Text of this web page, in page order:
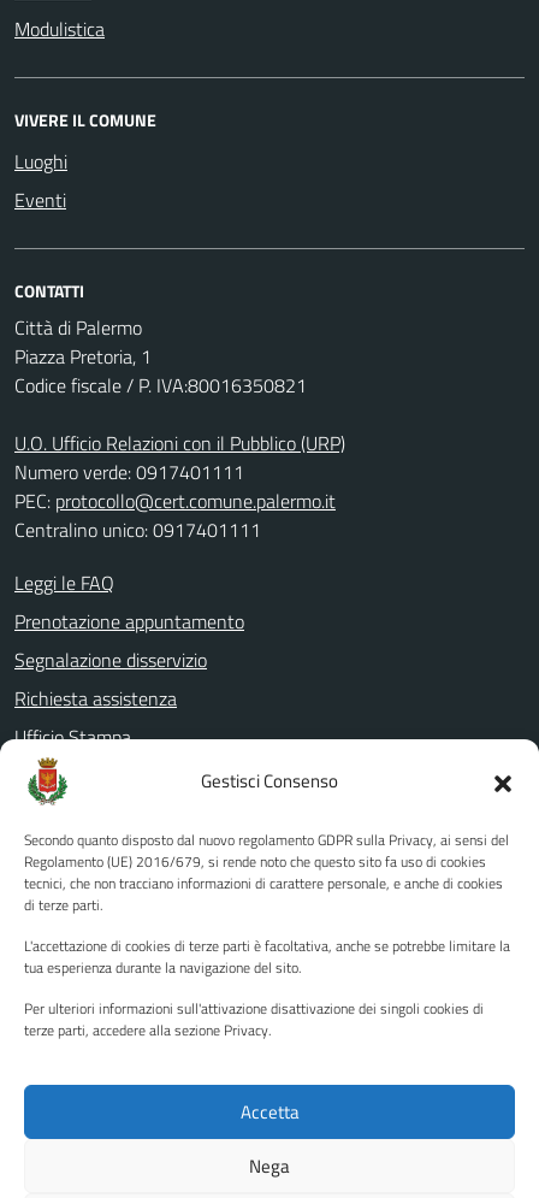
Gestisci Consenso
Secondo quanto disposto dal nuovo regolamento GDPR sulla Privacy, ai sensi del
Regolamento (UE) 2016/679, si rende noto che questo sito fa uso di cookies
tecnici, che non tracciano informazioni di carattere personale, e anche di cookies
di terze parti.
L'accettazione di cookies di terze parti è facoltativa, anche se potrebbe limitare la
tua esperienza durante la navigazione del sito.
Per ulteriori informazioni sull'attivazione disattivazione dei singoli cookies di
terze parti, accedere alla sezione Privacy.
Accetta
Nega
Modulistica
VIVERE IL COMUNE
Luoghi
Eventi
CONTATTI
Città di Palermo
Piazza Pretoria, 1
Codice fiscale / P. IVA:80016350821
U.O. Ufficio Relazioni con il Pubblico (URP)
Numero verde: 0917401111
PEC: protocollo@cert.comune.palermo.it
Centralino unico: 0917401111
Leggi le FAQ
Prenotazione appuntamento
Segnalazione disservizio
Richiesta assistenza
Ufficio Stampa
Amministrazione Trasparente
Albo pretorio
Informativa privacy
Note legali
Piano di miglioramento del sito
Instagram